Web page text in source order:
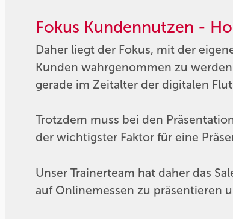
Fokus Kundennutzen -
Daher liegt der Fokus, mit der
Kunden wahrgenommen zu
gerade im Zeitalter der digitalen
Trotzdem muss bei den
der wichtigster Faktor für eine
Unser Trainerteam hat daher das
auf Onlinemessen zu präsentieren